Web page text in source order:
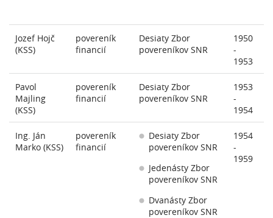
Jozef Hojč
(KSS)
povereník
financií
Desiaty Zbor
povereníkov SNR
1950
-
1953
Pavol
Majling
(KSS)
povereník
financií
Desiaty Zbor
povereníkov SNR
1953
-
1954
Ing. Ján
Marko (KSS)
povereník
financií
Desiaty Zbor
povereníkov SNR
Jedenásty Zbor
povereníkov SNR
Dvanásty Zbor
povereníkov SNR
1954
-
1959